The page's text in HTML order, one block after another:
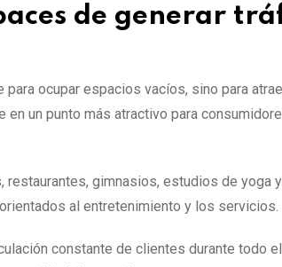
de generar
ocupar espacios vacíos, sino para
en un punto más atractivo para
gimnasios, estudios de yoga
al entretenimiento y los servicios.
constante de clientes durante todo